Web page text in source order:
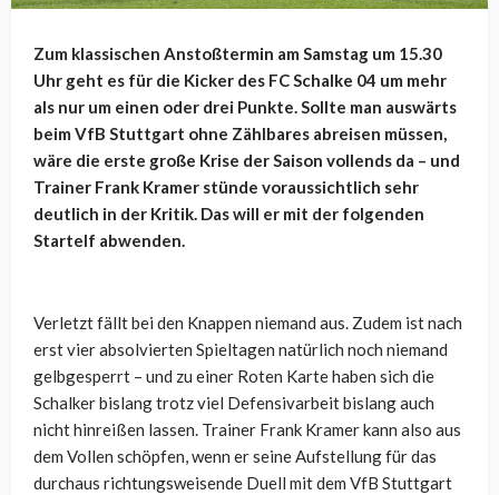
Zum klassischen Anstoßtermin am Samstag um 15.30
Uhr geht es für die Kicker des FC Schalke 04 um mehr
als nur um einen oder drei Punkte. Sollte man auswärts
beim VfB Stuttgart ohne Zählbares abreisen müssen,
wäre die erste große Krise der Saison vollends da – und
Trainer Frank Kramer stünde voraussichtlich sehr
deutlich in der Kritik. Das will er mit der folgenden
Startelf abwenden.
Verletzt fällt bei den Knappen niemand aus. Zudem ist nach
erst vier absolvierten Spieltagen natürlich noch niemand
gelbgesperrt – und zu einer Roten Karte haben sich die
Schalker bislang trotz viel Defensivarbeit bislang auch
nicht hinreißen lassen. Trainer Frank Kramer kann also aus
dem Vollen schöpfen, wenn er seine Aufstellung für das
durchaus richtungsweisende Duell mit dem VfB Stuttgart